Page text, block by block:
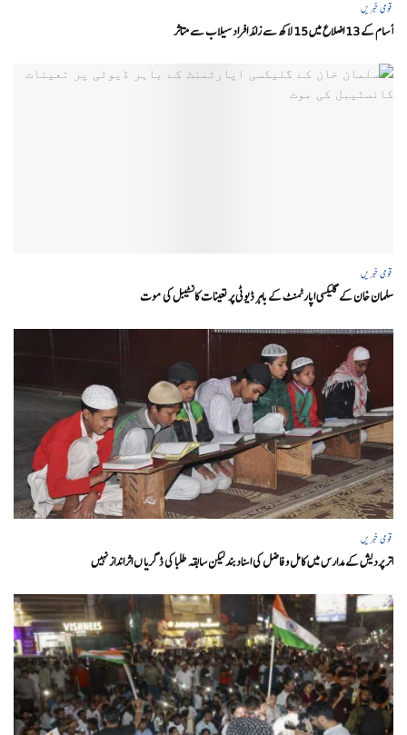
قومی خبریں
آسام کے 13 اضلاع میں 15 لاکھ سے زائد افراد سیلاب سے متاثر
قومی خبریں
سلمان خان کے گلیکسی اپارٹمنٹ کے باہر ڈیوٹی پر تعینات کانسٹیبل کی موت
قومی خبریں
اتر پردیش کےمدارس میں کامل و فاضل کی اسناد بند لیکن سابقہ طلبا کی ڈگریا ں اثرانداز نہیں